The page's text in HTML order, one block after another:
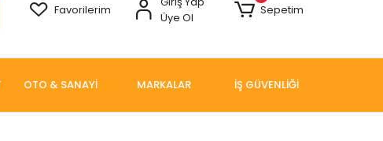
Favorilerim
Üye Ol
Sepetim
OTO & SANAYİ MARKALAR İŞ GÜVENLİĞİ